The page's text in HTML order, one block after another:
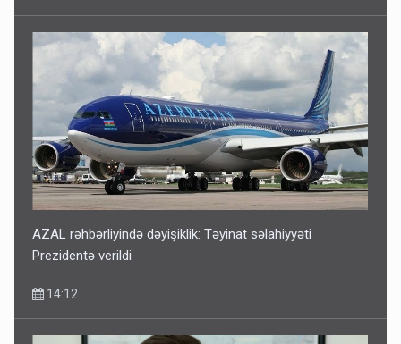
AZAL rəhbərliyində dəyişiklik: Təyinat səlahiyyəti
Prezidentə verildi
14:12